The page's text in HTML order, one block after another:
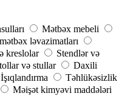
Mətbəx mebeli
ləvazimatları
kreslolar
Stendlər və
və stullar
Daxili
İşıqlandırma
Təhlükəsizlik
Məişət kimyəvi maddələri